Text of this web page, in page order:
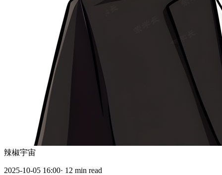
辣椒宇宙
2025-10-05 16:00· 12 min read